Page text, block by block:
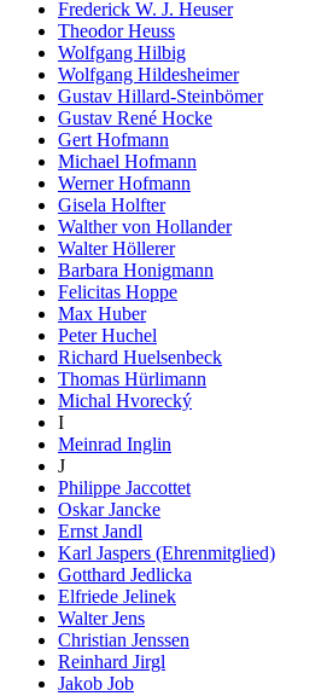
Frederick W. J. Heuser
Theodor Heuss
Wolfgang Hilbig
Wolfgang Hildesheimer
Gustav Hillard-Steinbömer
Gustav René Hocke
Gert Hofmann
Michael Hofmann
Werner Hofmann
Gisela Holfter
Walther von Hollander
Walter Höllerer
Barbara Honigmann
Felicitas Hoppe
Max Huber
Peter Huchel
Richard Huelsenbeck
Thomas Hürlimann
Michal Hvorecký
I
Meinrad Inglin
J
Philippe Jaccottet
Oskar Jancke
Ernst Jandl
Karl Jaspers (Ehrenmitglied)
Gotthard Jedlicka
Elfriede Jelinek
Walter Jens
Christian Jenssen
Reinhard Jirgl
Jakob Job